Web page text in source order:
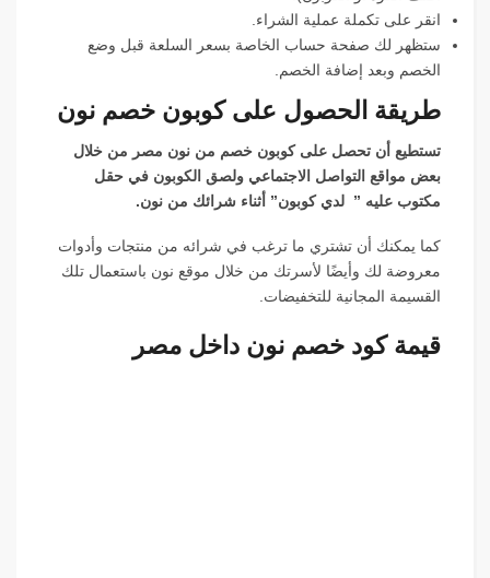
انقر على تكملة عملية الشراء.
ستظهر لك صفحة حساب الخاصة بسعر السلعة قبل وضع
الخصم وبعد إضافة الخصم.
طريقة الحصول على كوبون خصم نون
تستطيع أن تحصل على كوبون خصم من نون مصر من خلال
بعض مواقع التواصل الاجتماعي ولصق الكوبون في حقل
مكتوب عليه ” لدي كوبون” أثناء شرائك من نون.
كما يمكنك أن تشتري ما ترغب في شرائه من منتجات وأدوات
معروضة لك وأيضًا لأسرتك من خلال موقع نون باستعمال تلك
القسيمة المجانية للتخفيضات.
قيمة كود خصم نون داخل مصر